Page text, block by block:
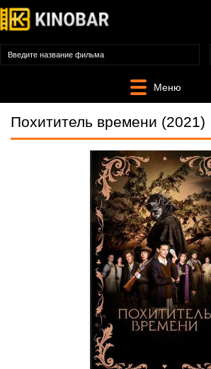
Меню
Похититель времени (2021)